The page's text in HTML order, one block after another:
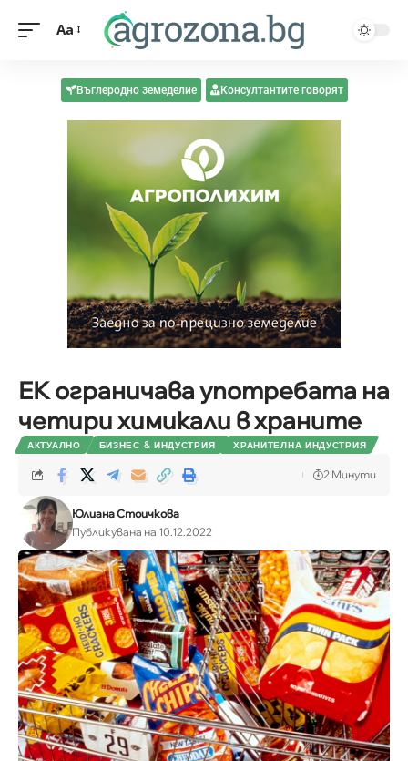
Aa
Въглеродно земеделие Консултантите говорят
ЕК ограничава употребата на
четири химикали в храните
АКТУАЛНО БИЗНЕС & ИНДУСТРИЯ ХРАНИТЕЛНА ИНДУСТРИЯ
Юлиана Стоичкова
Публикувана на 10.12.2022
2 Минути